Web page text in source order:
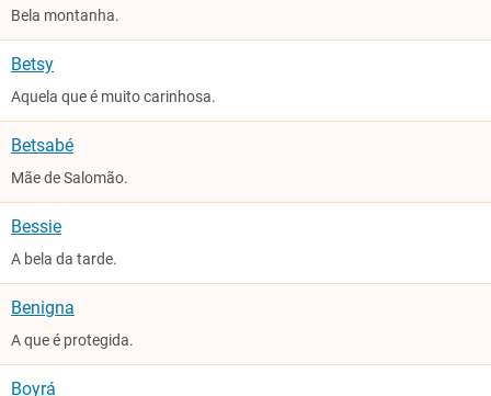
Bela montanha.
Betsy
Aquela que é muito carinhosa.
Betsabé
Mãe de Salomão.
Bessie
A bela da tarde.
Benigna
A que é protegida.
Boyrá